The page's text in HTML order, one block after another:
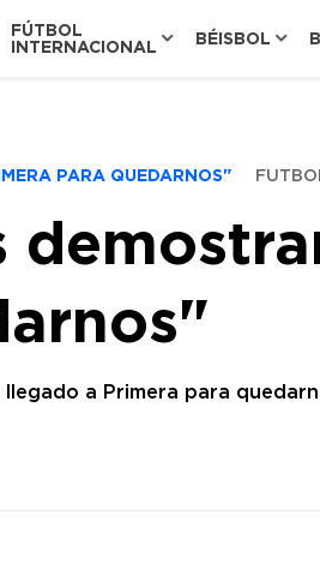
FÚTBOL
INTERNACIONAL
BÉISBOL
PARA QUEDARNOS"